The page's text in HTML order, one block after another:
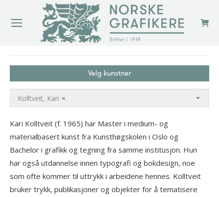
Velg kunstner
×
Kolltveit, Kari
Kari Kolltveit (f. 1965) har Master i medium- og
materialbasert kunst fra Kunsthøgskolen i Oslo og
Bachelor i grafikk og tegning fra samme institusjon. Hun
har også utdannelse innen typografi og bokdesign, noe
som ofte kommer til uttrykk i arbeidene hennes. Kolltveit
bruker trykk, publikasjoner og objekter for å tematisere